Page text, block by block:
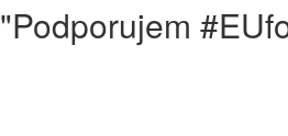
"Podporujem